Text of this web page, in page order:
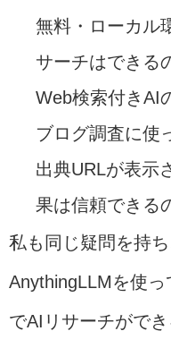
無料・ローカル
サーチはできる
Web検索付きAI
ブログ調査に使
出典URLが表示
果は信頼できる
私も同じ疑問を持
AnythingLLMを使
でAIリサーチがで